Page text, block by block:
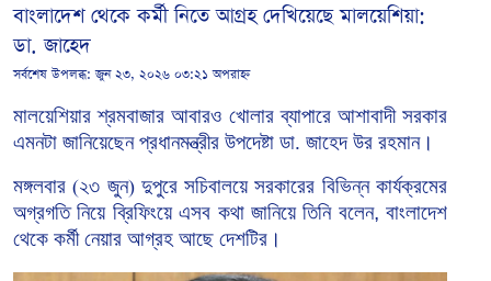
বাংলাদেশ থেকে কর্মী নিতে আগ্রহ দেখিয়েছে মালয়েশিয়া:
ডা. জাহেদ
সর্বশেষ উপলব্ধ:জুন ২৩, ২০২৬ ০৩:২১ অপরাহ্ন
মালয়েশিয়ার শ্রমবাজার আবারও খোলার ব্যাপারে আশাবাদী সরকার
এমনটা জানিয়েছেন প্রধানমন্ত্রীর উপদেষ্টা ডা. জাহেদ উর রহমান।
মঙ্গলবার (২৩ জুন) দুপুরে সচিবালয়ে সরকারের বিভিন্ন কার্যক্রমের
অগ্রগতি নিয়ে ব্রিফিংয়ে এসব কথা জানিয়ে তিনি বলেন, বাংলাদেশ
থেকে কর্মী নেয়ার আগ্রহ আছে দেশটির।